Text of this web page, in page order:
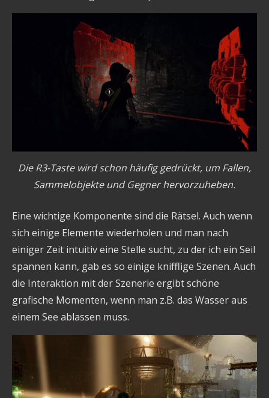
Die R3-Taste wird schon häufig gedrückt, um Fallen,
Sammelobjekte und Gegner hervorzuheben.
Eine wichtige Komponente sind die Rätsel. Auch wenn
sich einige Elemente wiederholen und man nach
einiger Zeit intuitiv eine Stelle sucht, zu der ich ein Seil
spannen kann, gab es so einige knifflige Szenen. Auch
die Interaktion mit der Szenerie ergibt schöne
grafische Momenten, wenn man z.B. das Wasser aus
einem See ablassen muss.